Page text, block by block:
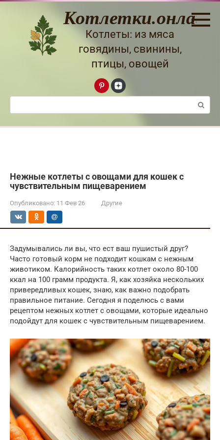
Перейти
Котлетки.онлайн
Котлеты: из мяса
говядины, свинины,
птицы, овощей
Поиск:
Нежные котлеты с овощами для кошек с
чувствительным пищеварением
Опубликовано: 11 Фев 26 Другие
Задумывались ли вы, что ест ваш пушистый друг?
Часто готовый корм не подходит кошкам с нежным
животиком. Калорийность таких котлет около 80-100
ккал на 100 грамм продукта. Я, как хозяйка нескольких
привередливых кошек, знаю, как важно подобрать
правильное питание. Сегодня я поделюсь с вами
рецептом нежных котлет с овощами, которые идеально
подойдут для кошек с чувствительным пищеварением.